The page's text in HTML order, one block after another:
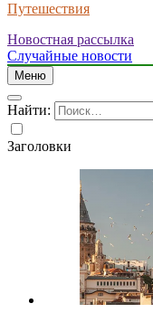
Путешествия
Новостная рассылка
Случайные новости
Меню
Найти:
Заголовки